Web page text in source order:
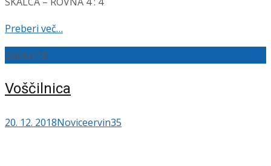
Preberi več…
20Dec/18
Voščilnica
20. 12. 2018Noviceervin35